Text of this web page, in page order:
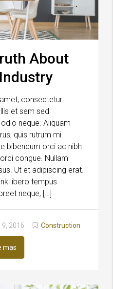
About
consectetur
et sem sed
neque. Aliquam
quis rutrum mi
bibendum orci ac nibh
congue. Nullam
Ut et adipiscing erat.
libero tempus
neque, […]
2016 Construction
mas